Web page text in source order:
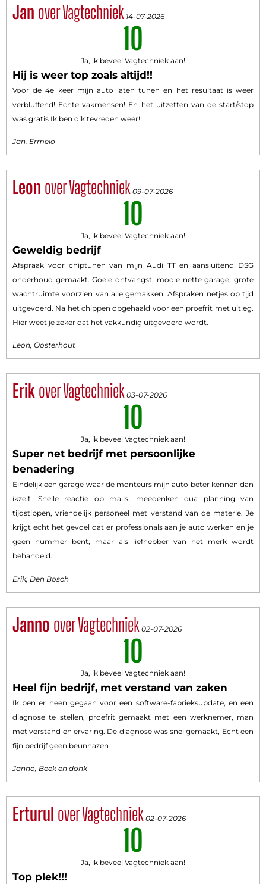
Jan over Vagtechniek 14-07-2026
10
Ja, ik beveel Vagtechniek aan!
Hij is weer top zoals altijd!!
Voor de 4e keer mijn auto laten tunen en het resultaat is weer
verbluffend! Echte vakmensen! En het uitzetten van de start/stop
was gratis Ik ben dik tevreden weer!!
Jan, Ermelo
Leon over Vagtechniek 09-07-2026
10
Ja, ik beveel Vagtechniek aan!
Geweldig bedrijf
Afspraak voor chiptunen van mijn Audi TT en aansluitend DSG
onderhoud gemaakt. Goeie ontvangst, mooie nette garage, grote
wachtruimte voorzien van alle gemakken. Afspraken netjes op tijd
uitgevoerd. Na het chippen opgehaald voor een proefrit met uitleg.
Hier weet je zeker dat het vakkundig uitgevoerd wordt.
Leon, Oosterhout
Erik over Vagtechniek 03-07-2026
10
Ja, ik beveel Vagtechniek aan!
Super net bedrijf met persoonlijke
benadering
Eindelijk een garage waar de monteurs mijn auto beter kennen dan
ikzelf. Snelle reactie op mails, meedenken qua planning van
tijdstippen, vriendelijk personeel met verstand van de materie. Je
krijgt echt het gevoel dat er professionals aan je auto werken en je
geen nummer bent, maar als liefhebber van het merk wordt
behandeld.
Erik, Den Bosch
Janno over Vagtechniek 02-07-2026
10
Ja, ik beveel Vagtechniek aan!
Heel fijn bedrijf, met verstand van zaken
Ik ben er heen gegaan voor een software-fabrieksupdate, en een
diagnose te stellen, proefrit gemaakt met een werknemer, man
met verstand en ervaring. De diagnose was snel gemaakt, Echt een
fijn bedrijf geen beunhazen
Janno, Beek en donk
Erturul over Vagtechniek 02-07-2026
10
Ja, ik beveel Vagtechniek aan!
Top plek!!!